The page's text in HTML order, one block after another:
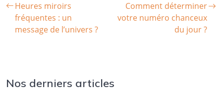
Heures miroirs
fréquentes : un
message de l’univers ?
Comment déterminer
votre numéro chanceux
du jour ?
Nos derniers articles